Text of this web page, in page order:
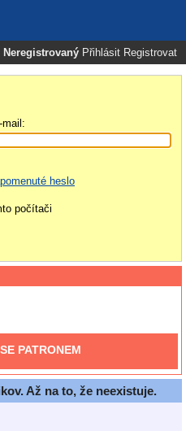
Neregistrovaný Přihlásit Registrovat
heslo
počítači
PATRONEM
Až na to, že neexistuje.